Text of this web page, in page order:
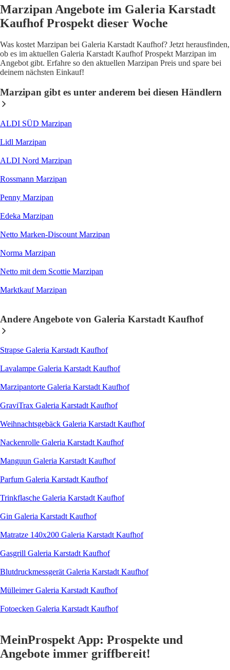
Marzipan Angebote im Galeria Karstadt
Kaufhof Prospekt dieser Woche
Was kostet Marzipan bei Galeria Karstadt Kaufhof? Jetzt herausfinden,
ob es im aktuellen Galeria Karstadt Kaufhof Prospekt Marzipan im
Angebot gibt. Erfahre so den aktuellen Marzipan Preis und spare bei
deinem nächsten Einkauf!
Marzipan gibt es unter anderem bei diesen Händlern
ALDI SÜD Marzipan
Lidl Marzipan
ALDI Nord Marzipan
Rossmann Marzipan
Penny Marzipan
Edeka Marzipan
Netto Marken-Discount Marzipan
Norma Marzipan
Netto mit dem Scottie Marzipan
Marktkauf Marzipan
Andere Angebote von Galeria Karstadt Kaufhof
Strapse Galeria Karstadt Kaufhof
Lavalampe Galeria Karstadt Kaufhof
Marzipantorte Galeria Karstadt Kaufhof
GraviTrax Galeria Karstadt Kaufhof
Weihnachtsgebäck Galeria Karstadt Kaufhof
Nackenrolle Galeria Karstadt Kaufhof
Manguun Galeria Karstadt Kaufhof
Parfum Galeria Karstadt Kaufhof
Trinkflasche Galeria Karstadt Kaufhof
Gin Galeria Karstadt Kaufhof
Matratze 140x200 Galeria Karstadt Kaufhof
Gasgrill Galeria Karstadt Kaufhof
Blutdruckmessgerät Galeria Karstadt Kaufhof
Mülleimer Galeria Karstadt Kaufhof
Fotoecken Galeria Karstadt Kaufhof
MeinProspekt App: Prospekte und
Angebote immer griffbereit!